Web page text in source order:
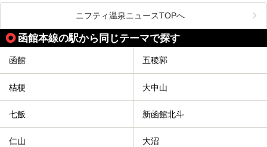
この施設は、温泉・サウナの「休日湯」・ラウンジの「THE
LOUNGE DAYOF」・グルメ「休日洋麺店」・ホテル「エク
スクラメーションホテル」で構成された、まさに大人の癒し
空間。
今回は、そんな「休日ビルヂング」の魅力を5つのポイント
ニフティ温泉ニュースTOPへ
函館本線の駅から同じテーマで探す
函館 五稜郭
桔梗 大中山
七飯 新函館北斗
仁山 大沼